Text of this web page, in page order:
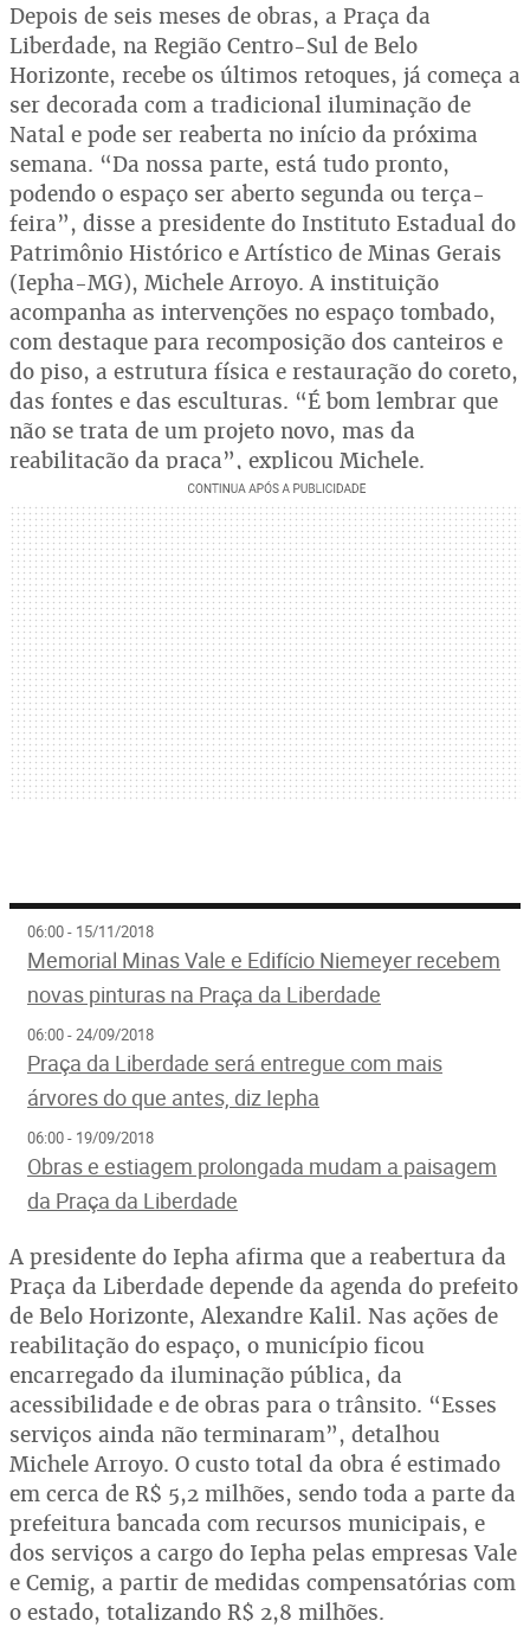
Depois de seis meses de obras, a Praça da
Liberdade, na Região Centro-Sul de Belo
Horizonte, recebe os últimos retoques, já começa a
ser decorada com a tradicional iluminação de
Natal e pode ser reaberta no início da próxima
semana. “Da nossa parte, está tudo pronto,
podendo o espaço ser aberto segunda ou terça-
feira”, disse a presidente do Instituto Estadual do
Patrimônio Histórico e Artístico de Minas Gerais
(Iepha-MG), Michele Arroyo. A instituição
acompanha as intervenções no espaço tombado,
com destaque para recomposição dos canteiros e
do piso, a estrutura física e restauração do coreto,
das fontes e das esculturas. “É bom lembrar que
não se trata de um projeto novo, mas da
reabilitação da praça”, explicou Michele.
06:00 - 15/11/2018
Memorial Minas Vale e Edifício Niemeyer recebem
novas pinturas na Praça da Liberdade
06:00 - 24/09/2018
Praça da Liberdade será entregue com mais
árvores do que antes, diz Iepha
06:00 - 19/09/2018
Obras e estiagem prolongada mudam a paisagem
da Praça da Liberdade
A presidente do Iepha afirma que a reabertura da
Praça da Liberdade depende da agenda do prefeito
de Belo Horizonte, Alexandre Kalil. Nas ações de
reabilitação do espaço, o município ficou
encarregado da iluminação pública, da
acessibilidade e de obras para o trânsito. “Esses
serviços ainda não terminaram”, detalhou
Michele Arroyo. O custo total da obra é estimado
em cerca de R$ 5,2 milhões, sendo toda a parte da
prefeitura bancada com recursos municipais, e
dos serviços a cargo do Iepha pelas empresas Vale
e Cemig, a partir de medidas compensatórias com
o estado, totalizando R$ 2,8 milhões.